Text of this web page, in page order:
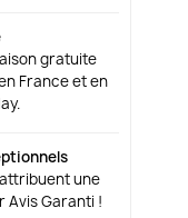
gratuite
France et en
une
Avis Garanti !